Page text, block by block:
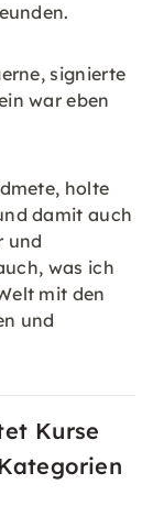
signierte
war eben
holte
damit auch
und
was ich
mit den
und
Kurse